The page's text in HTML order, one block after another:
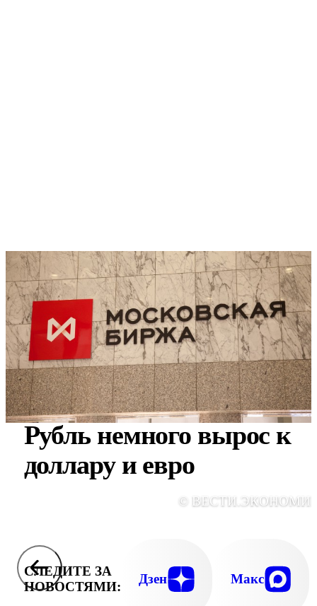
Рубль немного вырос к
доллару и евро
©
СЛЕДИТЕ ЗА
НОВОСТЯМИ:
Дзен Макс